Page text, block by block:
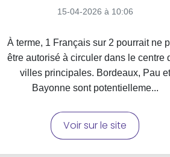
15-04-2026 à 10:06
À terme, 1 Français sur 2 pourrait ne
être autorisé à circuler dans le centre
villes principales. Bordeaux, Pau et
Bayonne sont potentielleme...
Voir sur le site